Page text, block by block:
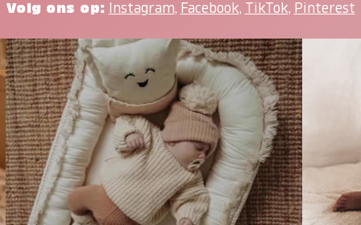
Volg ons op: Instagram, Facebook, TikTok, Pinterest